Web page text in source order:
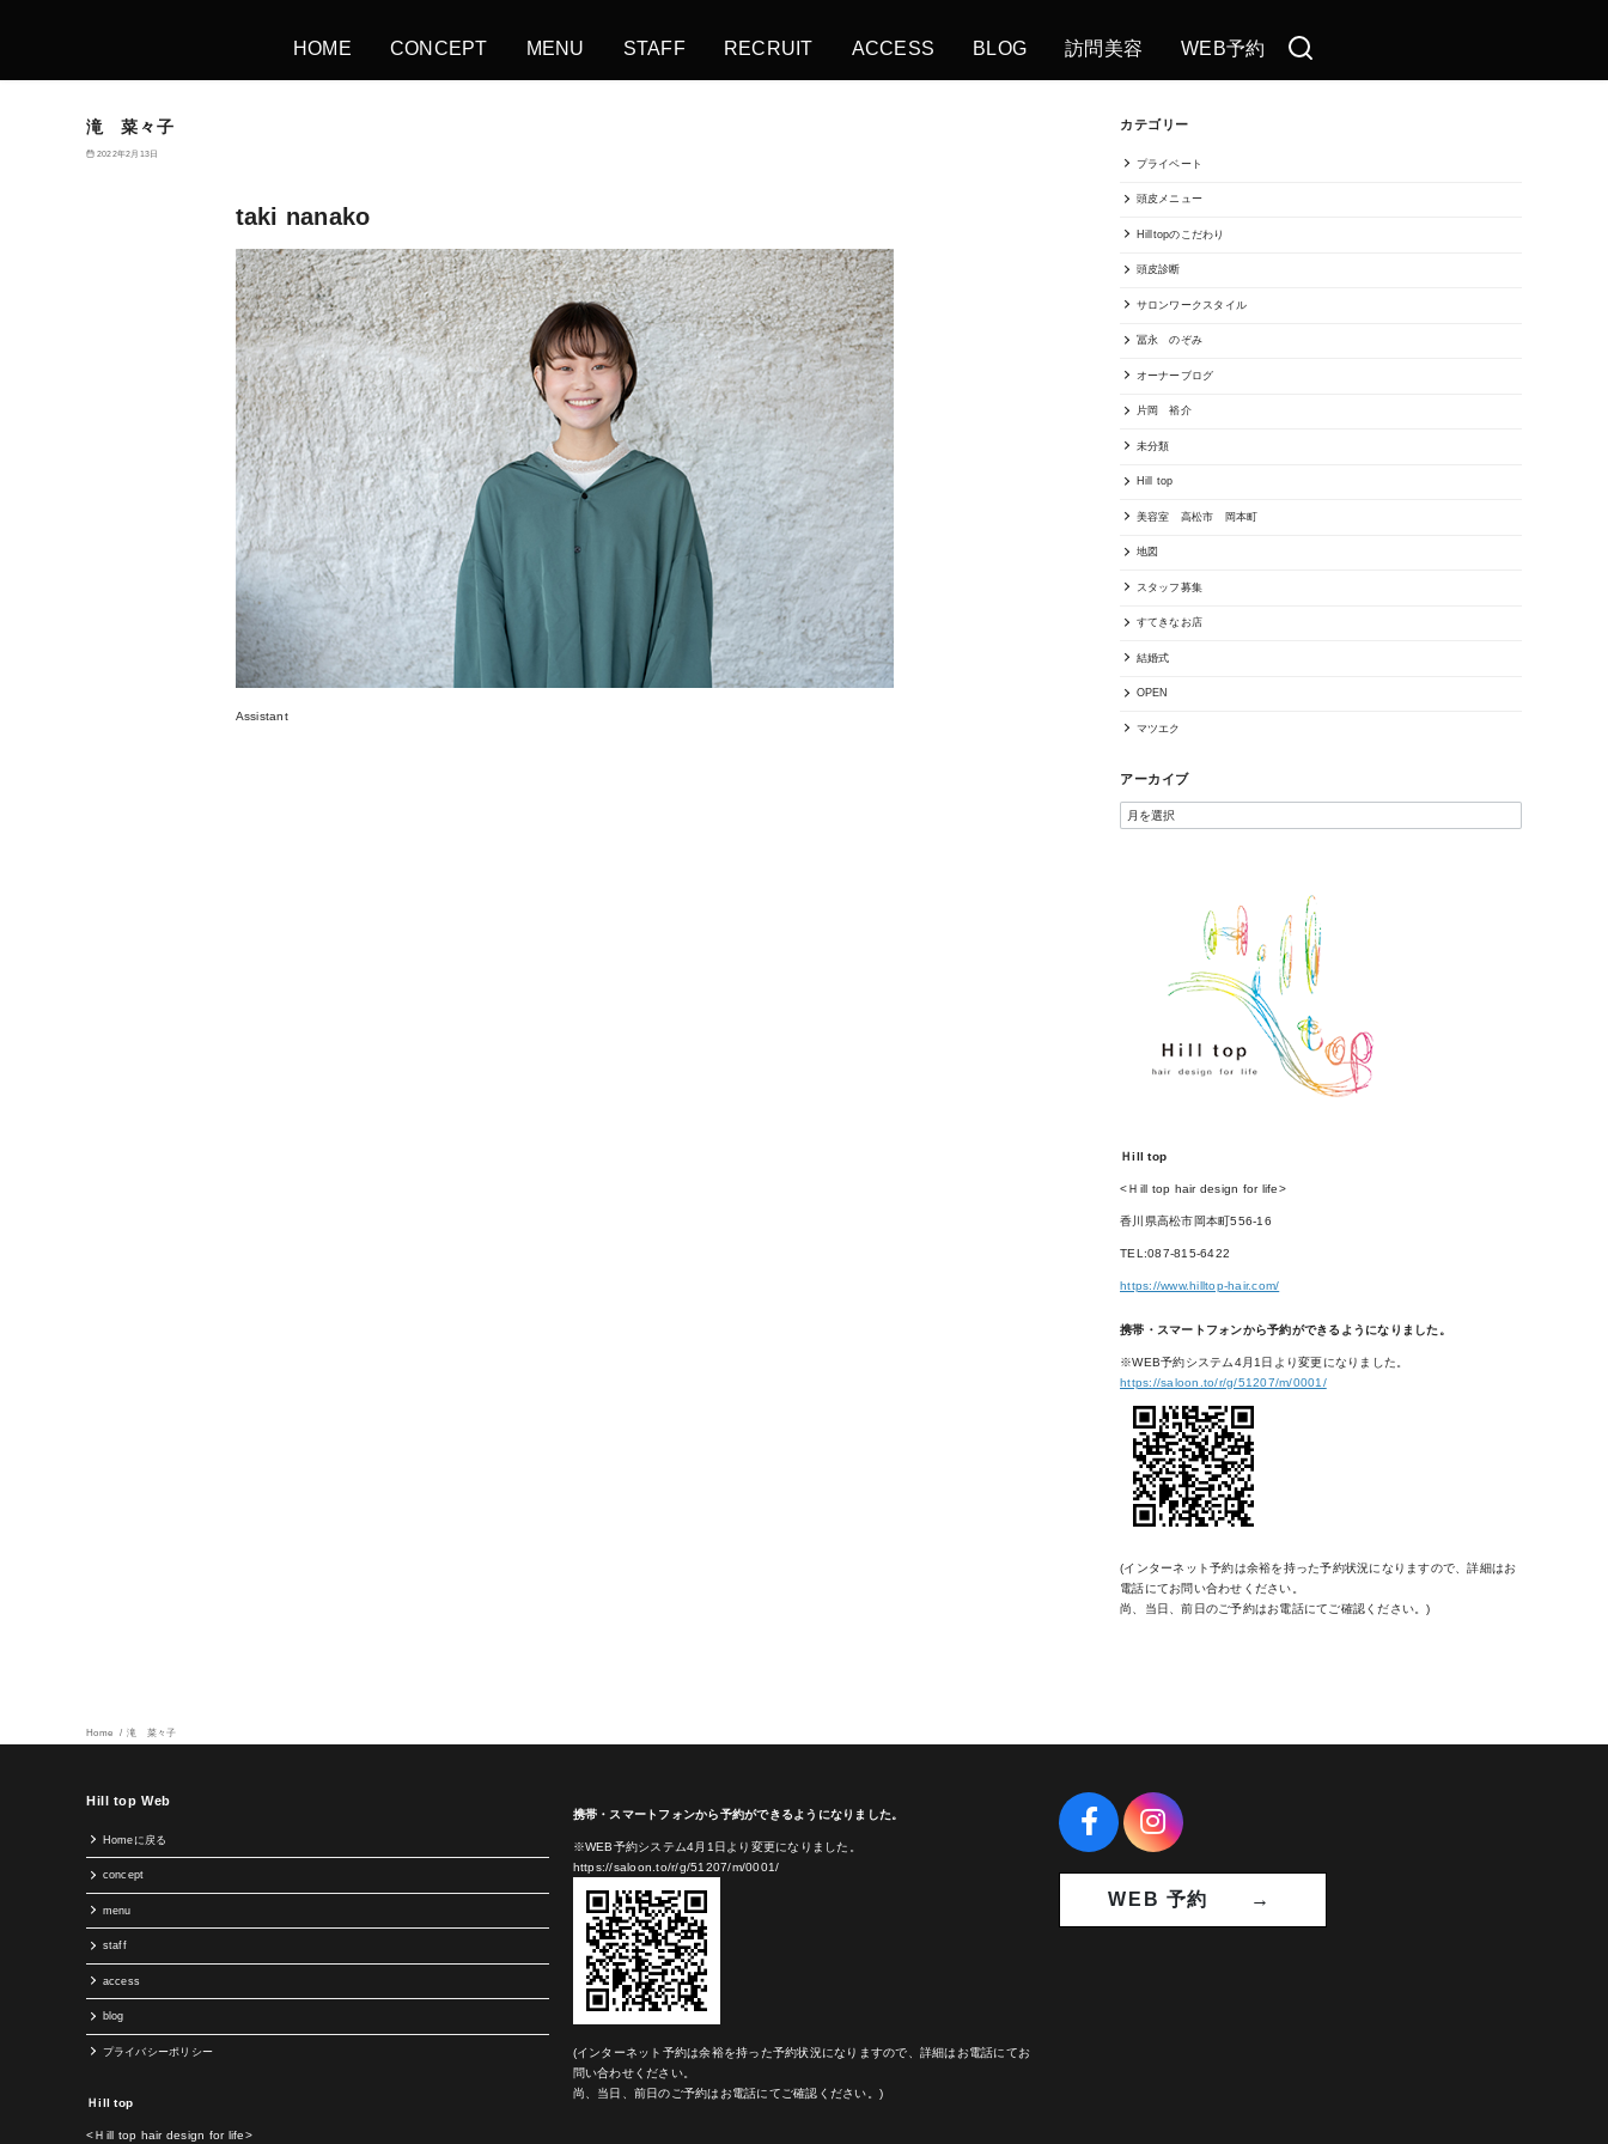
HOME CONCEPT MENU STAFF RECRUIT ACCESS BLOG 訪問美容 WEB予約
滝 菜々子
2022年2月13日
taki nanako
Assistant
カテゴリー
プライベート
頭皮メニュー
Hilltopのこだわり
頭皮診断
サロンワークスタイル
冨永 のぞみ
オーナーブログ
片岡 裕介
未分類
Hill top
美容室 高松市 岡本町
地図
スタッフ募集
すてきなお店
結婚式
OPEN
マツエク
アーカイブ
Ｈill top
<Ｈill top hair design for life>
香川県高松市岡本町556-16
TEL:087-815-6422
https://www.hilltop-hair.com/
携帯・スマートフォンから予約ができるようになりました。
※WEB予約システム4月1日より変更になりました。
https://saloon.to/r/g/51207/m/0001/
(インターネット予約は余裕を持った予約状況になりますので、詳細はお
電話にてお問い合わせください。
尚、当日、前日のご予約はお電話にてご確認ください。)
Home 滝 菜々子
Hill top Web
Homeに戻る
concept
menu
staff
access
blog
プライバシーポリシー
Ｈill top
<Ｈill top hair design for life>
携帯・スマートフォンから予約ができるようになりました。
※WEB予約システム4月1日より変更になりました。
https://saloon.to/r/g/51207/m/0001/
(インターネット予約は余裕を持った予約状況になりますので、詳細はお電話にてお
問い合わせください。
尚、当日、前日のご予約はお電話にてご確認ください。)
WEB 予約 →